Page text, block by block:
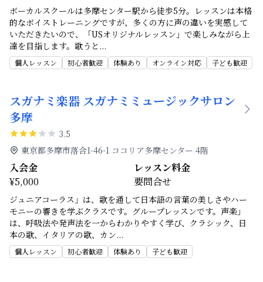
ボーカルスクールは多摩センター駅から徒歩5分。レッスンは本格
的なボイストレーニングですが、多くの方に声の違いを実感して
いただきたいので、「USオリジナルレッスン」で楽しみながら上
達を目指します。歌うと ...
個人レッスン 初心者歓迎 体験あり オンライン対応 子ども歓迎
スガナミ楽器 スガナミミュージックサロン
多摩
3.5
東京都多摩市落合1-46-1 ココリア多摩センター 4階
入会金
¥5,000
レッスン料金
要問合せ
ジュニアコーラス」は、歌を通して日本語の言葉の美しさやハー
モニーの響きを学ぶクラスです。グループレッスンです。声楽」
は、呼吸法や発声法を一からわかりやすく学び、クラシック、日
本の歌、イタリアの歌、カン...
個人レッスン 初心者歓迎 体験あり 子ども歓迎